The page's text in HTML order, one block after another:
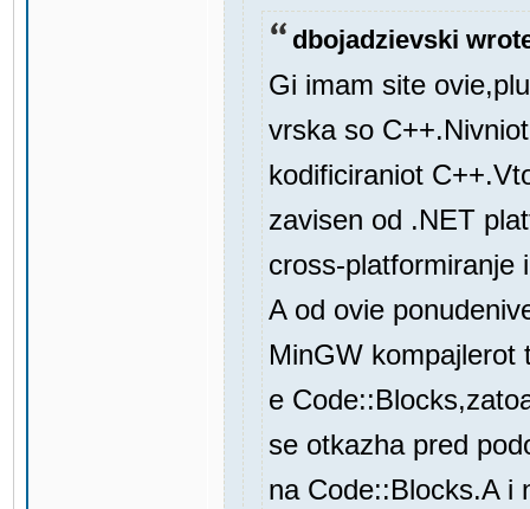
dbojadzievski
Gi imam site
vrska so
kodificiraniot
zavisen od .NET
cross-platformiranje
A od ovie
MinGW kompajlerot
e
se otkazha pred
na Code::Blocks.A i